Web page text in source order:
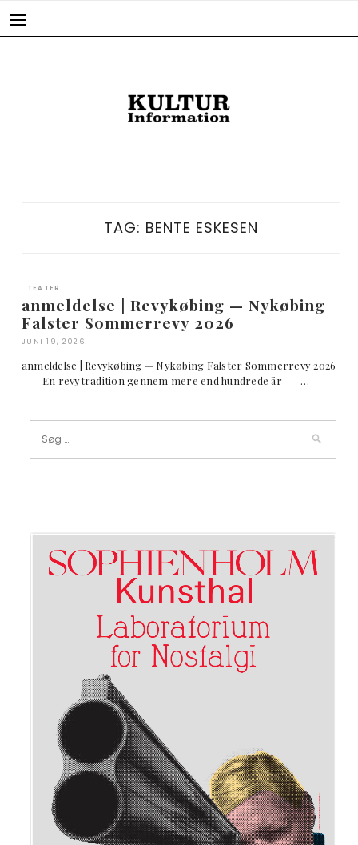
TAG: BENTE ESKESEN
TEATER
anmeldelse | Revykøbing — Nykøbing
Falster Sommerrevy 2026
JUNI 19, 2026
anmeldelse | Revykøbing — Nykøbing Falster Sommerrevy 2026
En revytradition gennem mere end hundrede år …